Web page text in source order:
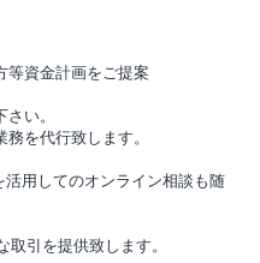
等資金計画をご提案
い。
を代行致します。
用してのオンライン相談も随
引を提供致します。